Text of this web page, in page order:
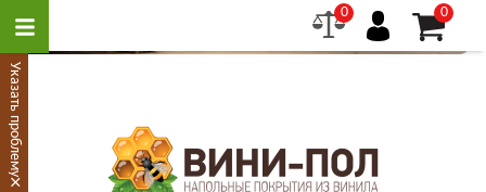
0 0
Указать проблему
×